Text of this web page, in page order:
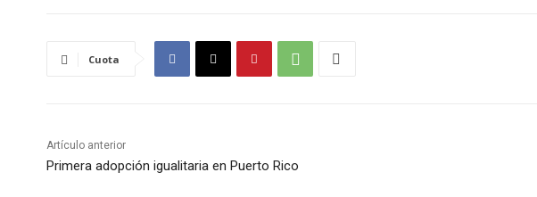
Cuota
Artículo anterior
Primera adopción igualitaria en Puerto Rico